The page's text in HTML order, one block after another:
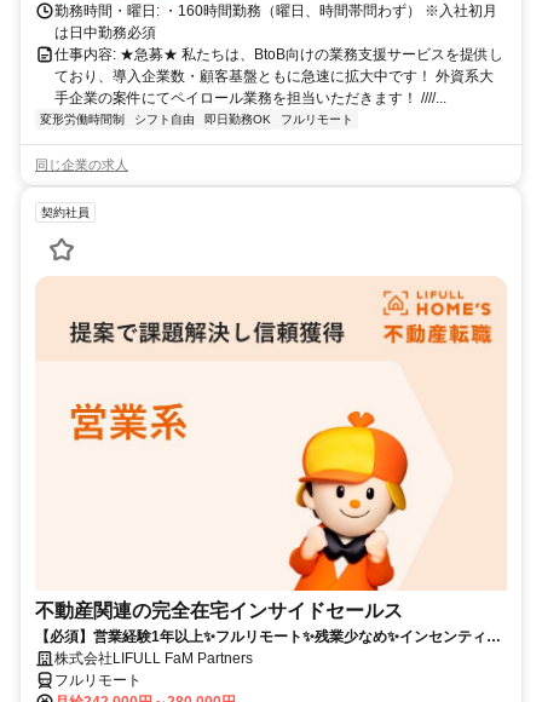
勤務時間・曜日: ・160時間勤務（曜日、時間帯問わず） ※入社初月
は日中勤務必須
仕事内容: ★急募★ 私たちは、BtoB向けの業務支援サービスを提供し
ており、導入企業数・顧客基盤ともに急速に拡大中です！ 外資系大
手企業の案件にてペイロール業務を担当いただきます！ ////...
変形労働時間制 シフト自由 即日勤務OK フルリモート
同じ企業の求人
契約社員
不動産関連の完全在宅インサイドセールス
【必須】営業経験1年以上✨フルリモート✨残業少なめ✨インセンティブ
有 株式会社LIFULL FaM Partners
フルリモート